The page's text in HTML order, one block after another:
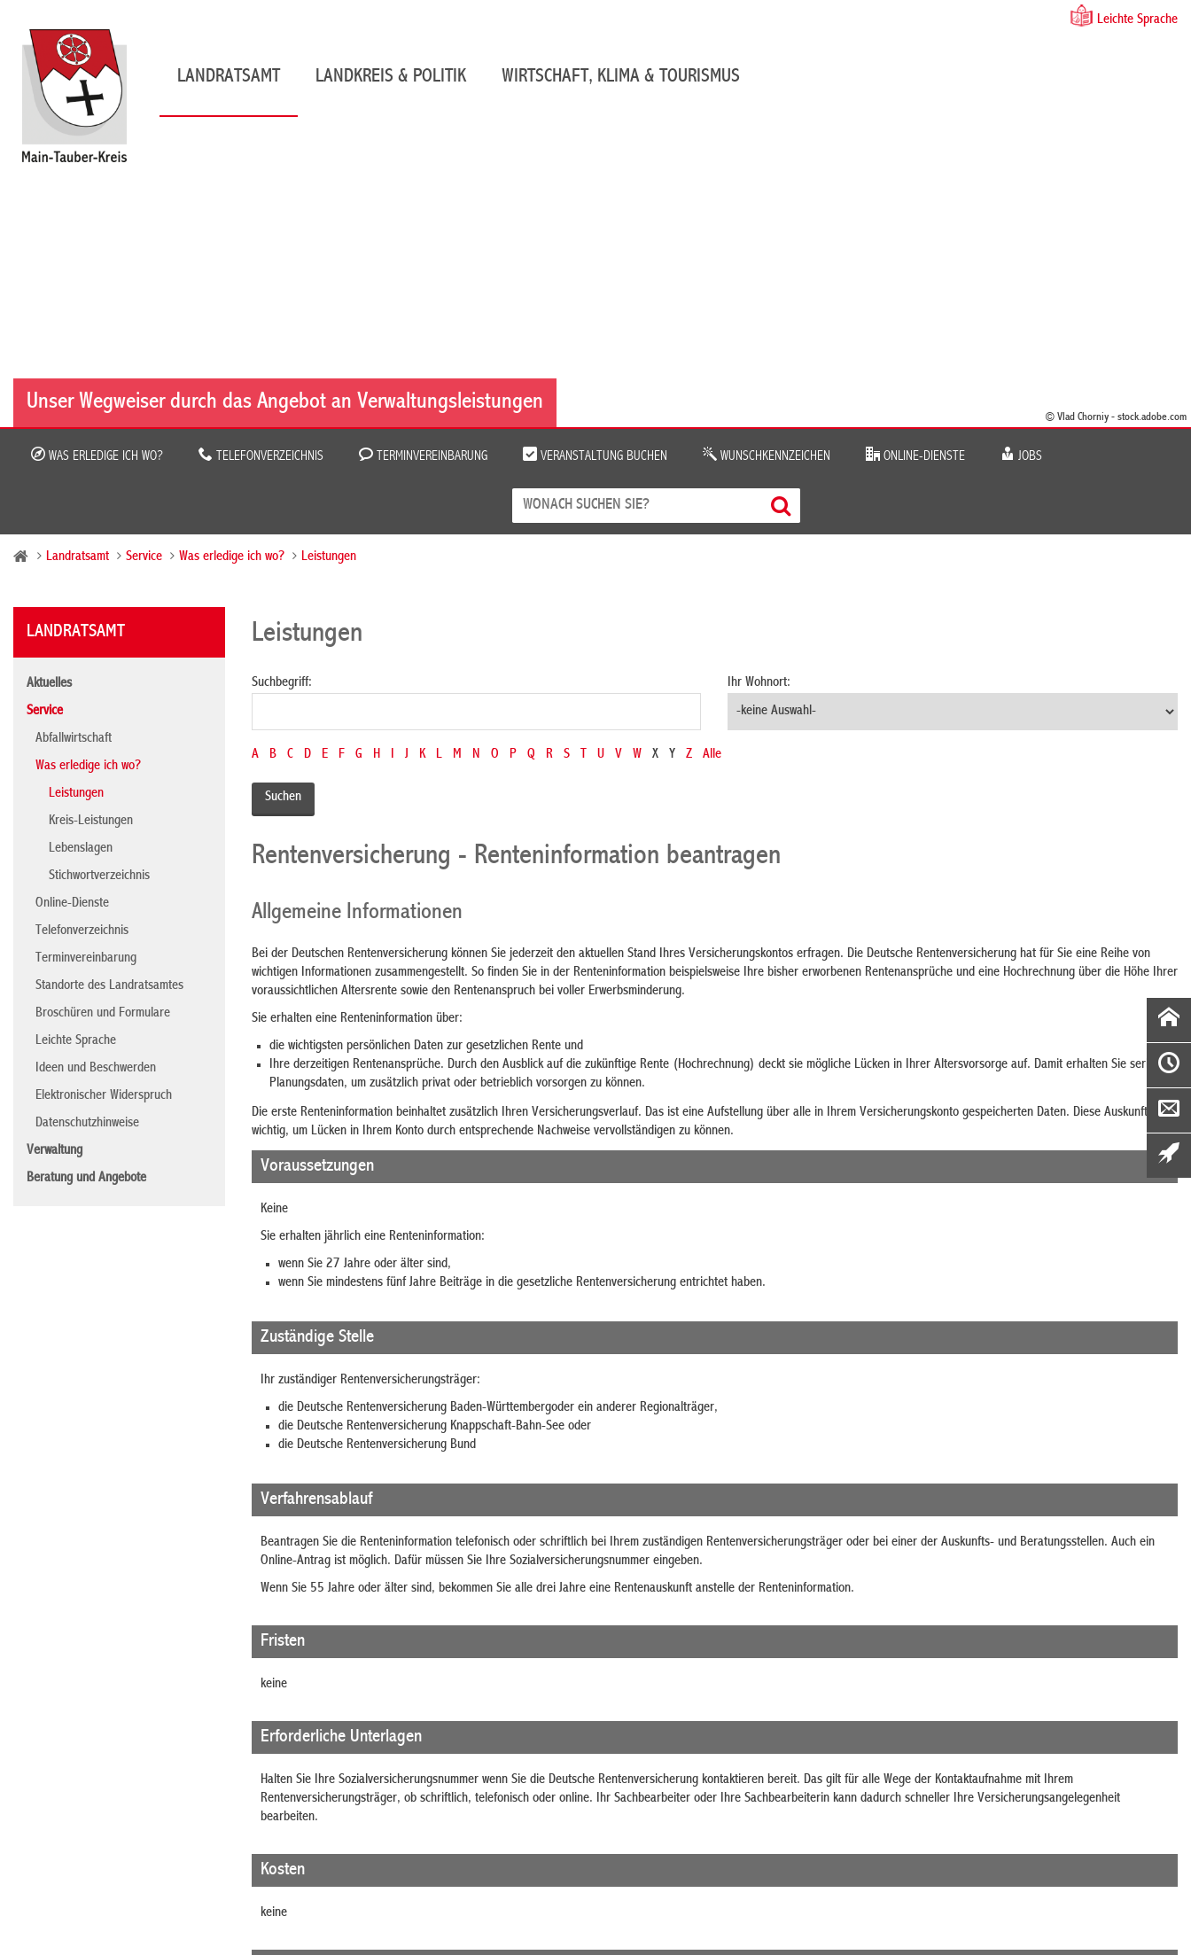
Leichte Sprache
LANDRATSAMT LANDKREIS & POLITIK WIRTSCHAFT, KLIMA & TOURISMUS
Unser Wegweiser durch das Angebot an Verwaltungsleistungen
© Vlad Chorniy - stock.adobe.com
WAS ERLEDIGE ICH WO? TELEFONVERZEICHNIS TERMINVEREINBARUNG VERANSTALTUNG BUCHEN WUNSCHKENNZEICHEN ONLINE-DIENSTE JOBS
Landratsamt Service Was erledige ich wo? Leistungen
LANDRATSAMT
Aktuelles
Service
Abfallwirtschaft
Was erledige ich wo?
Leistungen
Kreis-Leistungen
Lebenslagen
Stichwortverzeichnis
Online-Dienste
Telefonverzeichnis
Terminvereinbarung
Standorte des Landratsamtes
Broschüren und Formulare
Leichte Sprache
Ideen und Beschwerden
Elektronischer Widerspruch
Datenschutzhinweise
Verwaltung
Beratung und Angebote
Leistungen
Suchbegriff: Ihr Wohnort:
A B C D E F G H I J K L M N O P Q R S T U V W X Y Z Alle
Rentenversicherung - Renteninformation beantragen
Allgemeine Informationen
Bei der Deutschen Rentenversicherung können Sie jederzeit den aktuellen Stand Ihres Versicherungskontos erfragen. Die Deutsche Rentenversicherung hat für Sie eine Reihe von
wichtigen Informationen zusammengestellt. So finden Sie in der Renteninformation beispielsweise Ihre bisher erworbenen Rentenansprüche und eine Hochrechnung über die Höhe Ihrer
voraussichtlichen Altersrente sowie den Rentenanspruch bei voller Erwerbsminderung.
Sie erhalten eine Renteninformation über:
die wichtigsten persönlichen Daten zur gesetzlichen Rente und
Ihre derzeitigen Rentenansprüche. Durch den Ausblick auf die zukünftige Rente (Hochrechnung) deckt sie mögliche Lücken in Ihrer Altersvorsorge auf. Damit erhalten Sie seriöse
Planungsdaten, um zusätzlich privat oder betrieblich vorsorgen zu können.
Die erste Renteninformation beinhaltet zusätzlich Ihren Versicherungsverlauf. Das ist eine Aufstellung über alle in Ihrem Versicherungskonto gespeicherten Daten. Diese Auskunft ist
wichtig, um Lücken in Ihrem Konto durch entsprechende Nachweise vervollständigen zu können.
Voraussetzungen
Keine
Sie erhalten jährlich eine Renteninformation:
wenn Sie 27 Jahre oder älter sind,
wenn Sie mindestens fünf Jahre Beiträge in die gesetzliche Rentenversicherung entrichtet haben.
Zuständige Stelle
Ihr zuständiger Rentenversicherungsträger:
die Deutsche Rentenversicherung Baden-Württembergoder ein anderer Regionalträger,
die Deutsche Rentenversicherung Knappschaft-Bahn-See oder
die Deutsche Rentenversicherung Bund
Verfahrensablauf
Beantragen Sie die Renteninformation telefonisch oder schriftlich bei Ihrem zuständigen Rentenversicherungsträger oder bei einer der Auskunfts- und Beratungsstellen. Auch ein
Online-Antrag ist möglich. Dafür müssen Sie Ihre Sozialversicherungsnummer eingeben.
Wenn Sie 55 Jahre oder älter sind, bekommen Sie alle drei Jahre eine Rentenauskunft anstelle der Renteninformation.
Fristen
keine
Erforderliche Unterlagen
Halten Sie Ihre Sozialversicherungsnummer wenn Sie die Deutsche Rentenversicherung kontaktieren bereit. Das gilt für alle Wege der Kontaktaufnahme mit Ihrem
Rentenversicherungsträger, ob schriftlich, telefonisch oder online. Ihr Sachbearbeiter oder Ihre Sachbearbeiterin kann dadurch schneller Ihre Versicherungsangelegenheit
bearbeiten.
Kosten
keine